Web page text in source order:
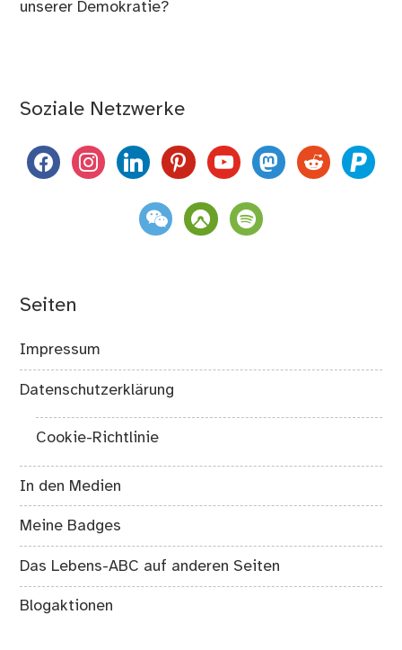
unserer Demokratie?
Soziale Netzwerke
facebookinstagramlinkedinpinterestyoutubemastodon
reddit paypal
weixin komootspotify
Seiten
Impressum
Datenschutzerklärung
Cookie-Richtlinie
In den Medien
Meine Badges
Das Lebens-ABC auf anderen Seiten
Blogaktionen